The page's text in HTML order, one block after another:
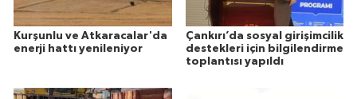
Kurşunlu ve Atkaracalar'da
enerji hattı yenileniyor
Çankırı’da sosyal girişimcilik
destekleri için bilgilendirme
toplantısı yapıldı